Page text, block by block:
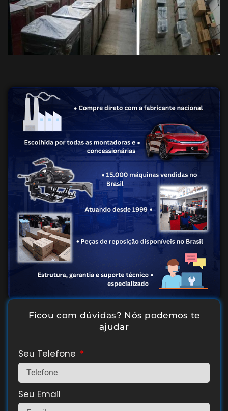
Ficou com dúvidas? Nós podemos te
ajudar
Seu Telefone
Seu Email